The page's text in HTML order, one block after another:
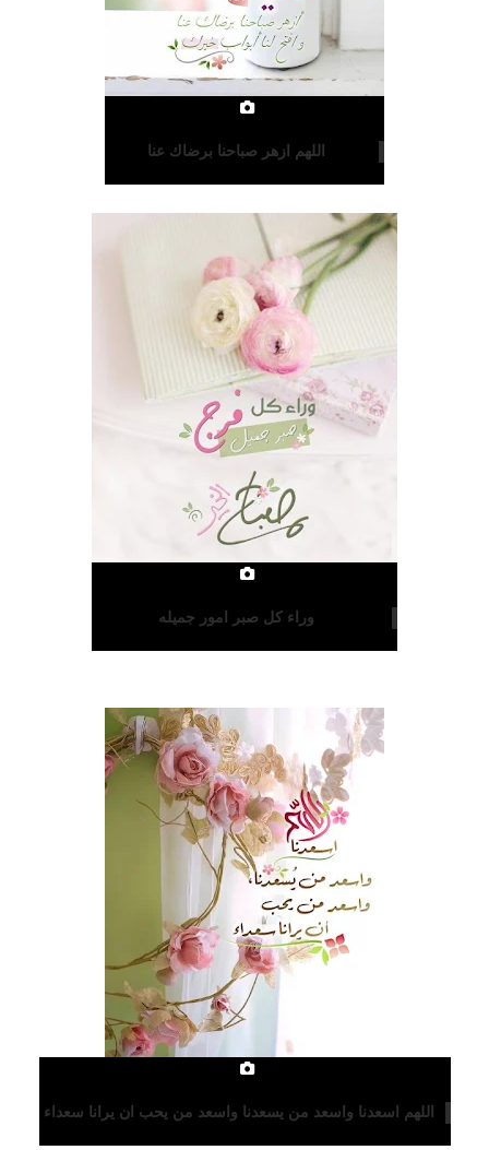
اللهم ازهر صباحنا برضاك عنا
وراء كل صبر امور جميله
اللهم اسعدنا واسعد من يسعدنا واسعد من يحب ان يرانا سعداء